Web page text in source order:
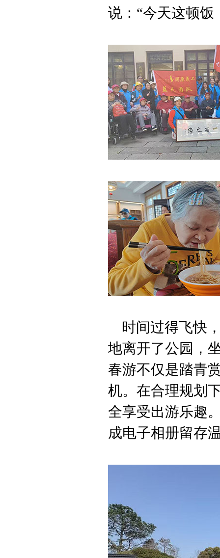
说：“今天这顿饭
时间过得飞快
地离开了公园，
春游不仅是踏青
机。在合理规划
全享受出游乐趣
成电子相册留存